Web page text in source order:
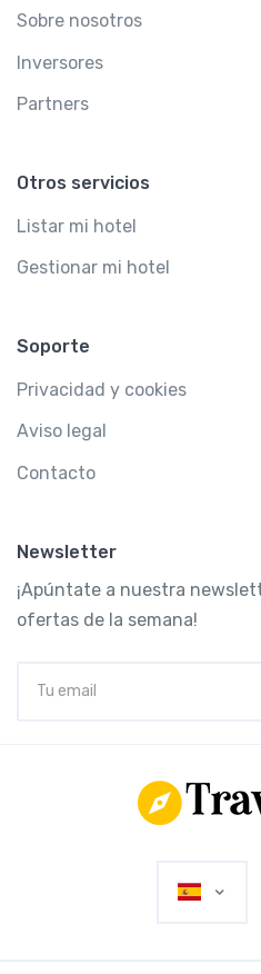
Sobre nosotros
Inversores
Partners
Otros servicios
Listar mi hotel
Gestionar mi hotel
Soporte
Privacidad y cookies
Aviso legal
Contacto
Newsletter
¡Apúntate a nuestra
ofertas de la semana!